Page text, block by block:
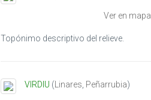
Ver en mapa
Topónimo descriptivo del relieve.
VIRDIU (Linares, Peñarrubia)